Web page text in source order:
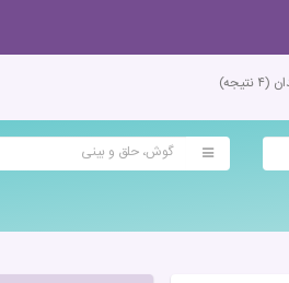
(۴ نتیجه)
گوش، حلق و بینی